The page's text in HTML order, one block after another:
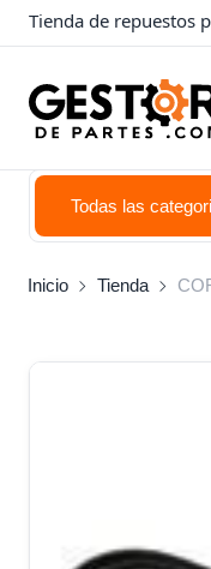
Tienda de repuestos
Todas las
Inicio Tienda